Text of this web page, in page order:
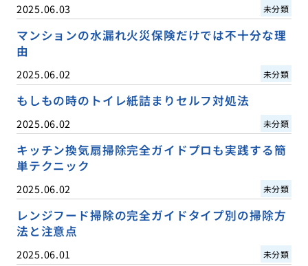
2025.06.03 未分類
マンションの水漏れ火災保険だけでは不十分な理
由
2025.06.02 未分類
もしもの時のトイレ紙詰まりセルフ対処法
2025.06.02 未分類
キッチン換気扇掃除完全ガイドプロも実践する簡
単テクニック
2025.06.02 未分類
レンジフード掃除の完全ガイドタイプ別の掃除方
法と注意点
2025.06.01 未分類